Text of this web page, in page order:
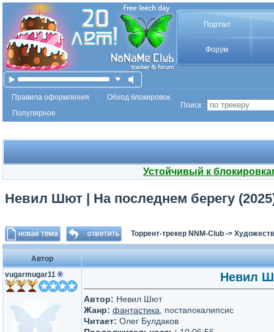
Портал
Форум
Правила оформления
Обход блокировок
Популярное
Поиск :
Устойчивый к
Невил Шют | На последнем берегу
Торрент-трекер NNM-Club ->
Автор
vugarmugar11 ® Невил
Автор: Невил Шют
Жанр: фантастика , постапокалипсис
Читает: Олег Булдаков